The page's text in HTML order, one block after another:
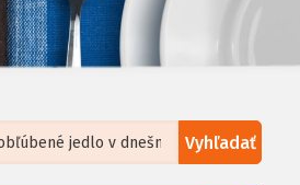
Vyhľadať
Tiles courtesy ofHumanitarian OpenStreetMap